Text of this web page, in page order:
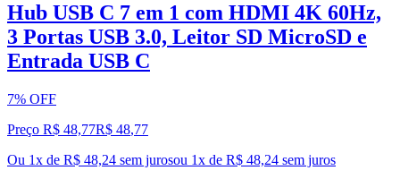
Hub USB C 7 em 1 com HDMI 4K 60Hz,
3 Portas USB 3.0, Leitor SD MicroSD e
Entrada USB C
7% OFF
Preço R$ 48,77R$ 48,77
Ou 1x de R$ 48,24 sem jurosou 1x de R$ 48,24 sem juros